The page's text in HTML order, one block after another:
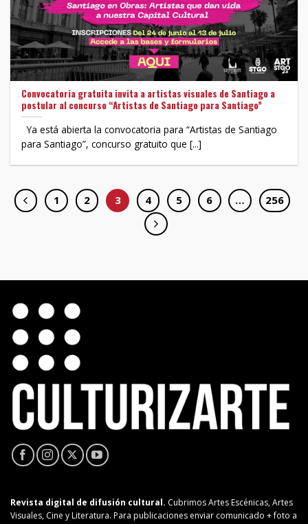
Convocatoria gratuita invita a artistas visuales de Santiago a
postular al concurso “Artistas de Santiago para Santiago”
Ya está abierta la convocatoria para “Artistas de Santiago
para Santiago”, concurso gratuito que [...]
1 2 3 4 5 6 … 256
Revista digital de difusión cultural. Cubrimos Artes Escénicas, Artes
Visuales, Cine y Literatura. Para publicaciones enviar comunicado + foto a